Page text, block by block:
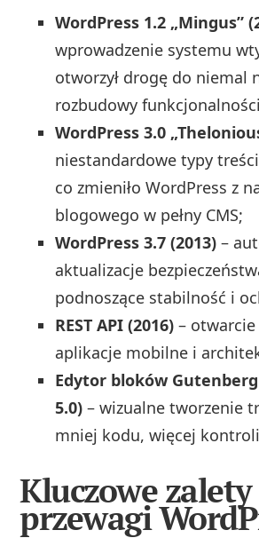
WordPress 1.2 „Mingus”
wprowadzenie systemu
otworzył drogę do niemal
rozbudowy
WordPress 3.0
niestandardowe typy
co zmieniło WordPress z
blogowego w pełny CMS;
WordPress 3.7 (2013) –
aktualizacje
podnoszące stabilność i
REST API (2016) –
aplikacje mobilne i
Edytor bloków
5.0) – wizualne tworzenie
mniej kodu, więcej
Kluczowe
przewagi